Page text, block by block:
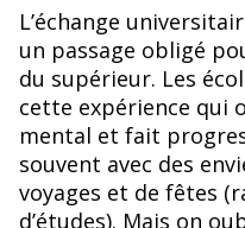
Mer Baltique, depuis la
L’échange
un passage obligé
du supérieur. Les
cette expérience qui
mental et fait
souvent avec des
voyages et de fêtes
d’études). Mais on